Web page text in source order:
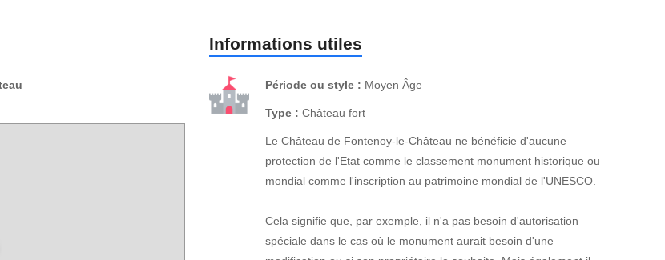
Informations utiles
Période ou style : Moyen Âge
Type : Château fort
Le Château de Fontenoy-le-Château ne bénéficie d'aucune
protection de l'Etat comme le classement monument historique ou
mondial comme l'inscription au patrimoine mondial de l'UNESCO.
Cela signifie que, par exemple, il n'a pas besoin d'autorisation
spéciale dans le cas où le monument aurait besoin d'une